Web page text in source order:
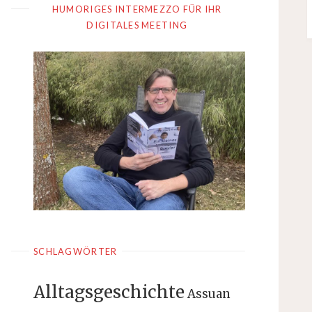
HUMORIGES INTERMEZZO FÜR IHR
DIGITALES MEETING
SCHLAGWÖRTER
Alltagsgeschichte Assuan